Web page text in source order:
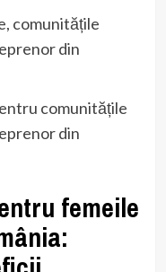
comunitățile
din
comunitățile
din
femeile